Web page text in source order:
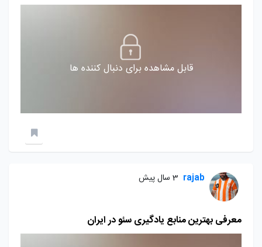
قابل مشاهده برای دنبال کننده ها
rajab 3 سال پیش
معرفی بهترین منابع یادگیری سئو در ایران